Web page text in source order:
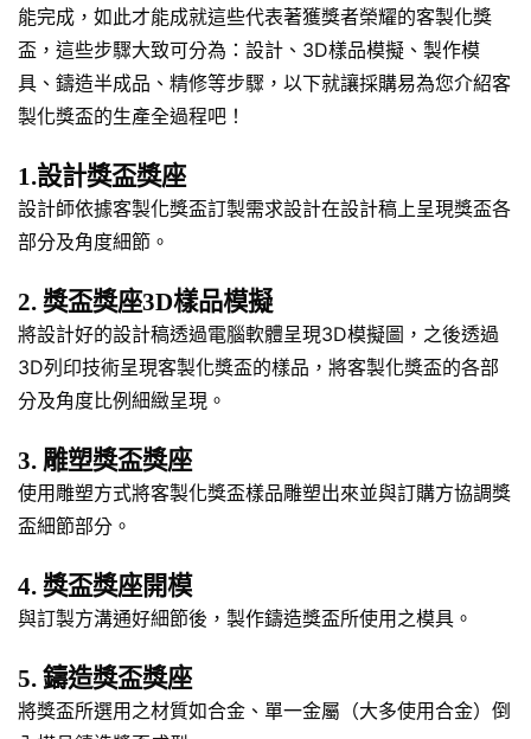
能完成，如此才能成就這些代表著獲獎者榮耀的客製化獎
盃，這些步驟大致可分為：設計、3D樣品模擬、製作模
具、鑄造半成品、精修等步驟，以下就讓採購易為您介紹客
製化獎盃的生產全過程吧！
1.設計獎盃獎座
設計師依據客製化獎盃訂製需求設計在設計稿上呈現獎盃各
部分及角度細節。
2. 獎盃獎座3D樣品模擬
將設計好的設計稿透過電腦軟體呈現3D模擬圖，之後透過
3D列印技術呈現客製化獎盃的樣品，將客製化獎盃的各部
分及角度比例細緻呈現。
3. 雕塑獎盃獎座
使用雕塑方式將客製化獎盃樣品雕塑出來並與訂購方協調獎
盃細節部分。
4. 獎盃獎座開模
與訂製方溝通好細節後，製作鑄造獎盃所使用之模具。
5. 鑄造獎盃獎座
將獎盃所選用之材質如合金、單一金屬（大多使用合金）倒